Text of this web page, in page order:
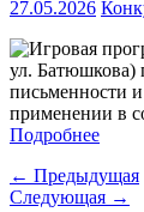
27.05.2026
ул. Батюшкова)
письменности
применении в
Подробнее
← Предыдущая
Следующая →